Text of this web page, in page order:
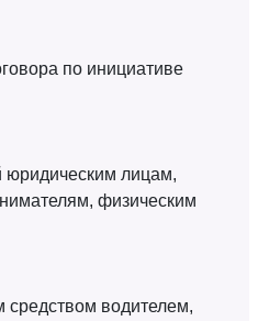
по инициативе
юридическим лицам,
физическим
средством водителем,